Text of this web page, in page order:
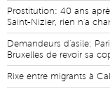
Prostitution: 40 ans
Saint-Nizier, rien n'a
Demandeurs d'asile:
Bruxelles de revoir sa
Rixe entre migrants à